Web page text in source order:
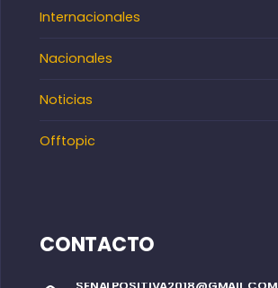
Internacionales
Nacionales
Noticias
Offtopic
CONTACTO